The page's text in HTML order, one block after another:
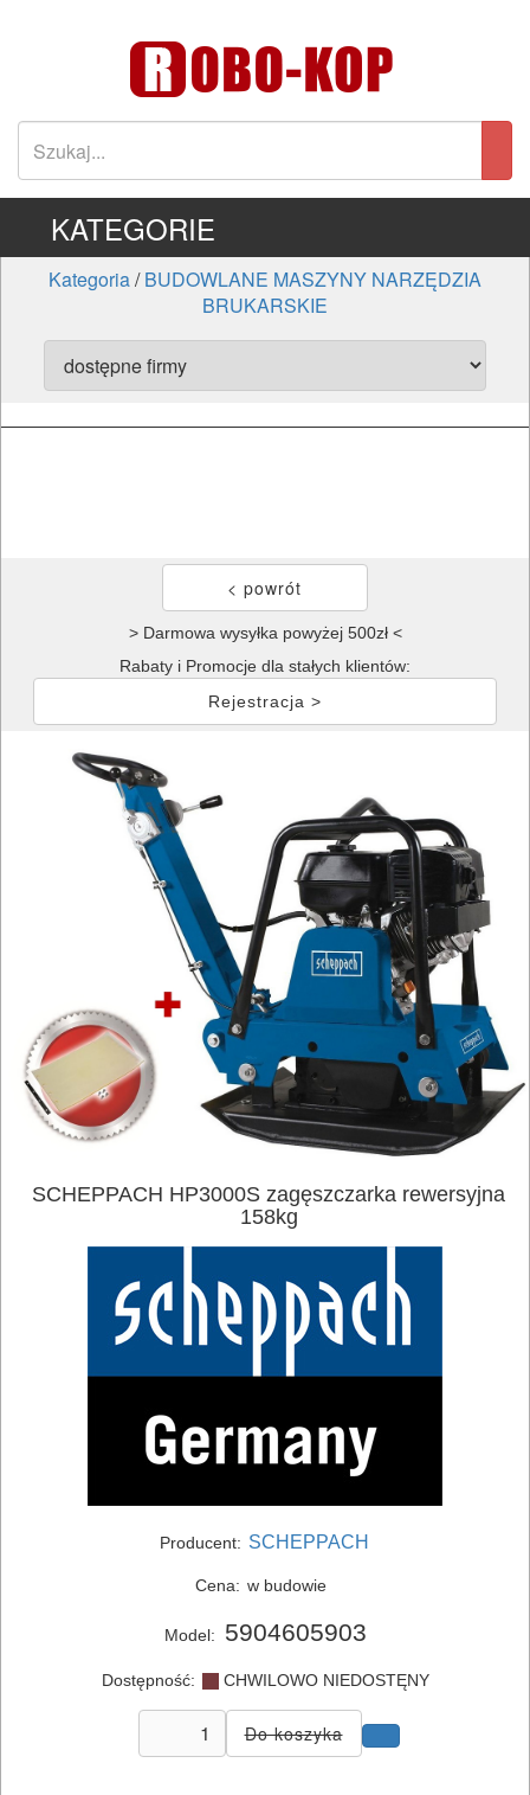
ELEKTRONARZĘDZIA
SIECIOWE
ELEKTRONARZĘDZIA
AKUMULATOROWE
AKCESORIA
ELEKTRONARZĘDZI
MAGAZYNOWANIE
TRANSPORTOWANIE
POMIAROWE
KATEGORIE
Kategoria/BUDOWLANE MASZYNY NARZĘDZIA
BRUKARSKIE
> Darmowa wysyłka powyżej 500zł <
Rabaty i Promocje dla stałych klientów:
Rejestracja >
SCHEPPACH HP3000S zagęszczarka rewersyjna
158kg
Producent: SCHEPPACH
Cena: w budowie
Model: 5904605903
Dostępność: CHWILOWO NIEDOSTĘNY